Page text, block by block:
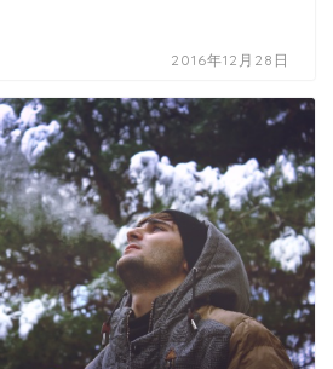
2016年12月28日